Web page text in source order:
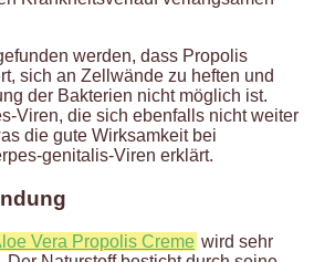
werden, dass Propolis
sich an Zellwände zu heften und
der Bakterien nicht möglich ist.
Viren, die sich ebenfalls nicht weiter
die gute Wirksamkeit bei
genitalis-Viren erklärt.
Vera Propolis Creme wird sehr